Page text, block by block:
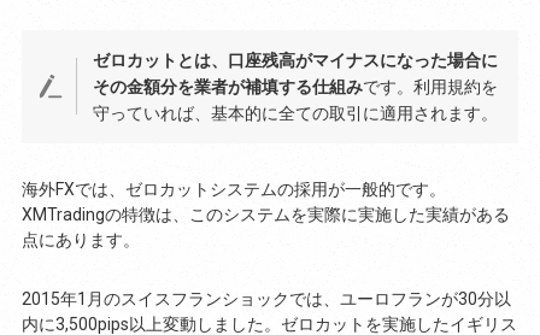
ゼロカットとは、口座残高がマイナスになった場合に
その金額分を業者が補填する仕組みです。利用規約を
守っていれば、基本的に全ての取引に適用されます。
海外FXでは、ゼロカットシステムの採用が一般的です。
XMTradingの特徴は、このシステムを実際に実施した実績がある
点にあります。
2015年1月のスイスフランショックでは、ユーロフランが30分以
内に3,500pips以上変動しました。ゼロカットを実施したイギリス